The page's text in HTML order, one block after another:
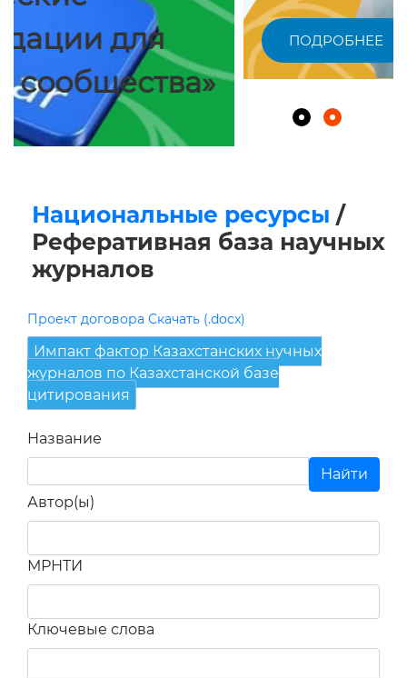
ПОДРОБНЕЕ
Национальные ресурсы
журналов
Проект договора Скачать (.docx)
Импакт фактор Казахстанских нучных
цитирования
Название
Автор(ы)
МРНТИ
Ключевые слова
Всего найдено: 96532